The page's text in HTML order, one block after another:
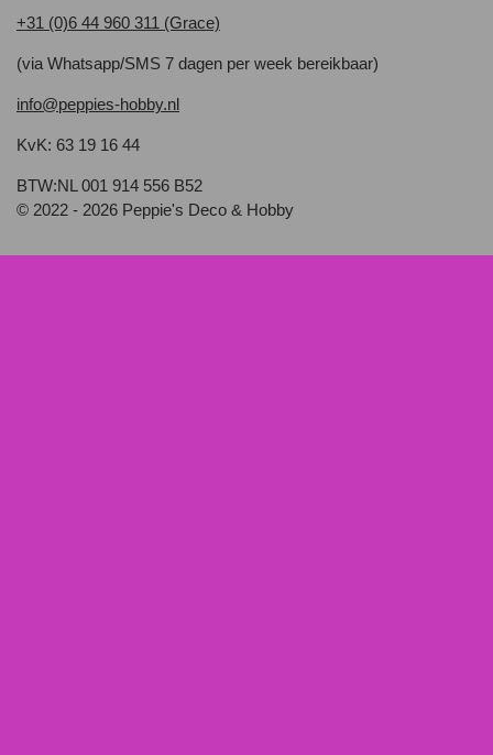
+31 (0)6 44 960 311 (Grace)
(via Whatsapp/SMS 7 dagen per week bereikbaar)
info@peppies-hobby.nl
KvK: 63 19 16 44
BTW:NL 001 914 556 B52
© 2022 - 2026 Peppie's Deco & Hobby